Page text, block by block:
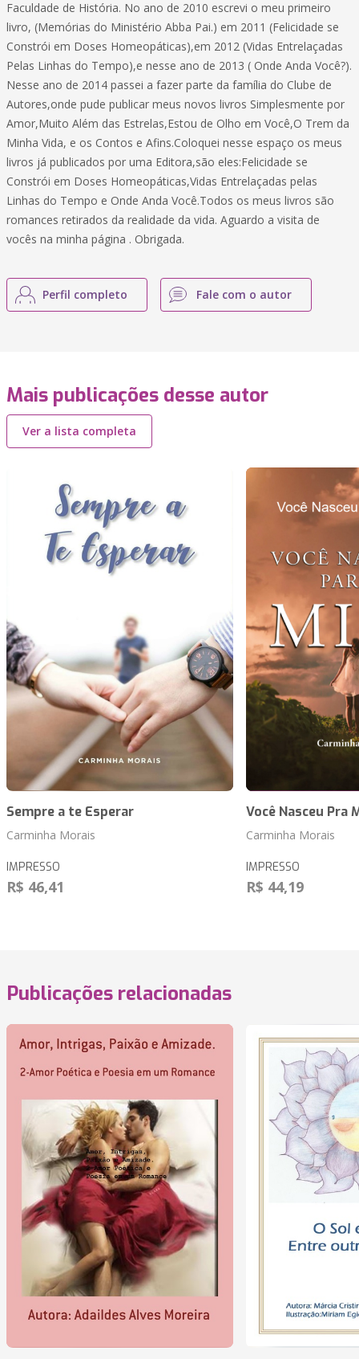
Faculdade de História. No ano de 2010 escrevi o meu primeiro
livro, (Memórias do Ministério Abba Pai.) em 2011 (Felicidade se
Constrói em Doses Homeopáticas),em 2012 (Vidas Entrelaçadas
Pelas Linhas do Tempo),e nesse ano de 2013 ( Onde Anda Você?).
Nesse ano de 2014 passei a fazer parte da família do Clube de
Autores,onde pude publicar meus novos livros Simplesmente por
Amor,Muito Além das Estrelas,Estou de Olho em Você,O Trem da
Minha Vida, e os Contos e Afins.Coloquei nesse espaço os meus
livros já publicados por uma Editora,são eles:Felicidade se
Constrói em Doses Homeopáticas,Vidas Entrelaçadas pelas
Linhas do Tempo e Onde Anda Você.Todos os meus livros são
romances retirados da realidade da vida. Aguardo a visita de
vocês na minha página . Obrigada.
Perfil completo Fale com o autor
Mais publicações desse autor
Ver a lista completa
Sempre a te Esperar
Carminha Morais
IMPRESSO
R$ 46,41
Você Nasceu Pra
Carminha Morais
IMPRESSO
R$ 44,19
Publicações relacionadas